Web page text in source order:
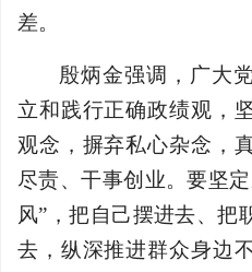
差。
殷炳金强调，广大
立和践行正确政绩观，
观念，摒弃私心杂念，
尽责、干事创业。要坚
风”，把自己摆进去、把
去，纵深推进群众身边